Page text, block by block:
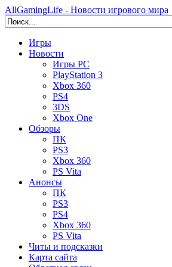
AllGamingLife - Новости игрового мира
Игры
Новости
Игры PC
PlayStation 3
Xbox 360
PS4
3DS
Xbox One
Обзоры
ПК
PS3
Xbox 360
PS Vita
Анонсы
ПК
PS3
PS4
Xbox 360
PS Vita
Читы и подсказки
Карта сайта